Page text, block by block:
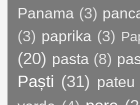
Panama (3)
(3) paprika (3)
(20) pasta (8)
Paști (31) pateu